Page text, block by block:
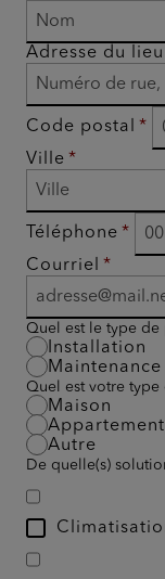
Adresse du
Code postal
Ville
Téléphone
Courriel
Quel est le type de
Installation
Quel est votre type
Maison
Appartement
Autre
De quelle(s)